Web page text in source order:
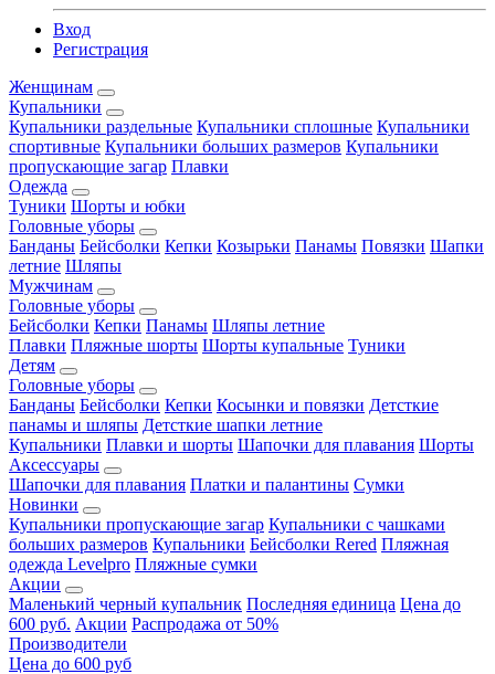
Вход
Регистрация
Женщинам
Купальники
Купальники раздельные Купальники сплошные Купальники
спортивные Купальники больших размеров Купальники
пропускающие загар Плавки
Одежда
Туники Шорты и юбки
Головные уборы
Банданы Бейсболки Кепки Козырьки Панамы Повязки Шапки
летние Шляпы
Мужчинам
Головные уборы
Бейсболки Кепки Панамы Шляпы летние
Плавки Пляжные шорты Шорты купальные Туники
Детям
Головные уборы
Банданы Бейсболки Кепки Косынки и повязки Детсткие
панамы и шляпы Детсткие шапки летние
Купальники Плавки и шорты Шапочки для плавания Шорты
Аксессуары
Шапочки для плавания Платки и палантины Сумки
Новинки
Купальники пропускающие загар Купальники с чашками
больших размеров Купальники Бейсболки Rered Пляжная
одежда Levelpro Пляжные сумки
Акции
Маленький черный купальник Последняя единица Цена до
600 руб. Акции Распродажа от 50%
Производители
Цена до 600 руб